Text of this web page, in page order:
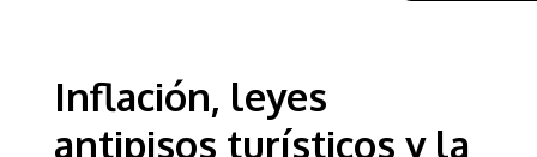
Inflación, leyes
antipisos turísticos y la